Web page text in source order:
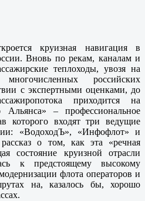
круизная навигация в
Вновь по рекам, каналам и
теплоходы, увозя на
российских
с экспертными оценками, до
приходится на
Альянса» – профессиональное
которого входят три ведущие
«ВодоходЪ», «Инфофлот» и
о том, как эта «речная
состояние круизной отрасли
к предстоящему высокому
флота операторов и
на, казалось бы, хорошо